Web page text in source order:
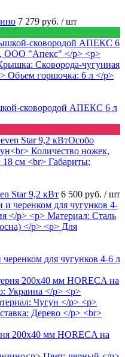
7 279 руб. / шт
сковородой АПЕКС 6 л
Star 9,2 кВт 6 500 руб. / шт
для чугунков 4-6 л
200х40 мм HORECA на